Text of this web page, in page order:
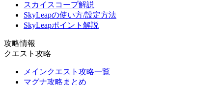
スカイスコープ解説
SkyLeapの使い方/設定方法
SkyLeapポイント解説
攻略情報
クエスト攻略
メインクエスト攻略一覧
マグナ攻略まとめ